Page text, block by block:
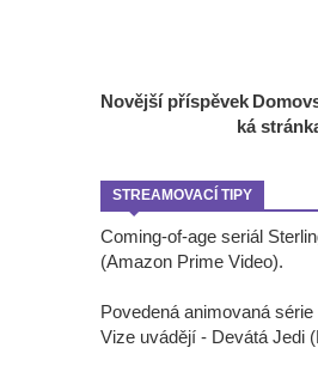
Novější příspěvek
ká
STREAMOVACÍ TIPY
Coming-of-age seriál
(Amazon Prime Video).
Povedená animovaná série
Vize uvádějí - Devátá Jedi